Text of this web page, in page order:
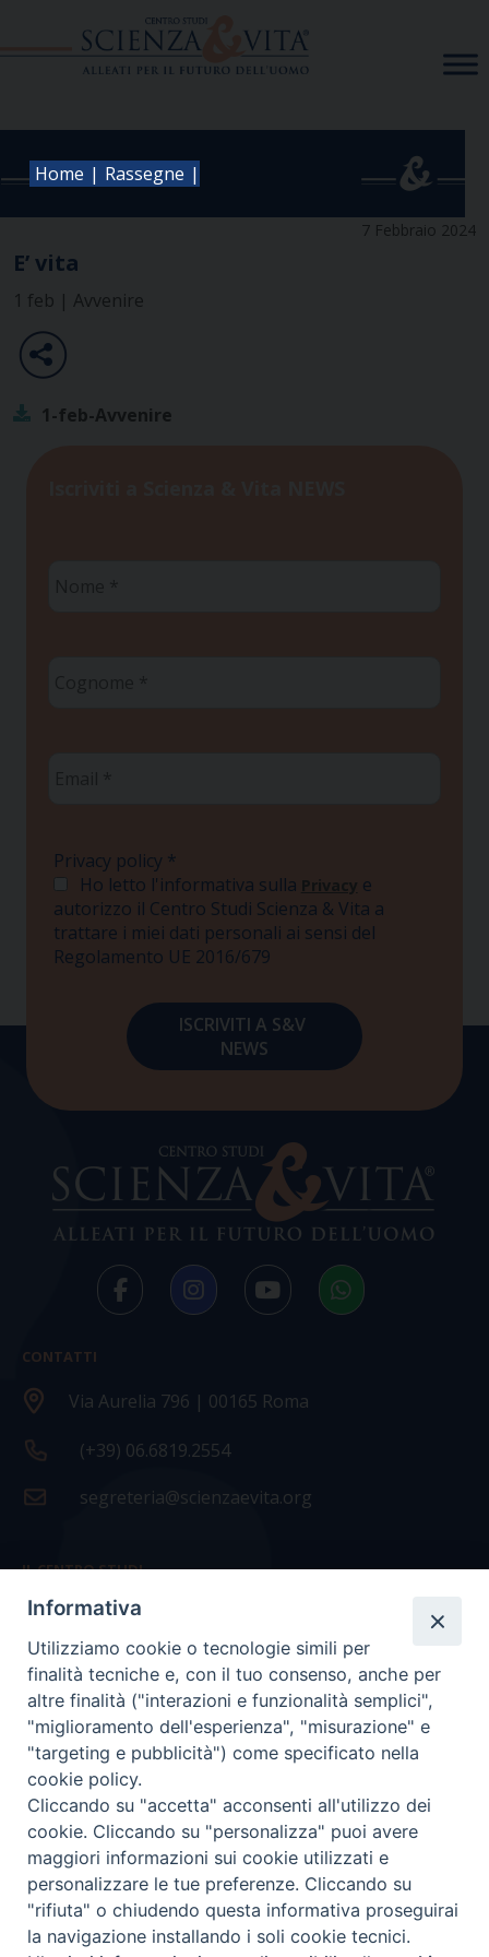
Home | Rassegne |
7 Febbraio 2024
E’ vita
1 feb | Avvenire
1-feb-Avvenire
Privacy policy *
Ho letto l'informativa sulla Privacy e
autorizzo il Centro Studi Scienza & Vita a
trattare i miei dati personali ai sensi del
Regolamento UE 2016/679
CONTATTI
Via Aurelia 796 | 00165 Roma
(+39) 06.6819.2554
segreteria@scienzaevita.org
IL CENTRO STUDI
La nostra storia
Statuto
Presidenza e ufficio presidenza
Consiglio scientifico
Coordinamento nazionale
COPYRIGHT Scienza & Vita - C.F96600690588- Tutti i
diritti -Privacy- Credits
Informativa
Utilizziamo cookie o tecnologie simili per
finalità tecniche e, con il tuo consenso, anche per
altre finalità ("interazioni e funzionalità semplici",
"miglioramento dell'esperienza", "misurazione" e
"targeting e pubblicità") come specificato nella
cookie policy.
Cliccando su "accetta" acconsenti all'utilizzo dei
cookie. Cliccando su "personalizza" puoi avere
maggiori informazioni sui cookie utilizzati e
personalizzare le tue preferenze. Cliccando su
"rifiuta" o chiudendo questa informativa proseguirai
la navigazione installando i soli cookie tecnici.